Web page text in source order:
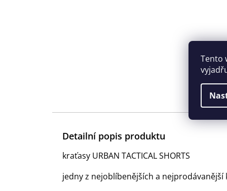
Tento
Detailní popis produktu
kraťasy URBAN TACTICAL SHORTS
jedny z nejoblíbenějších a nejprodávanější